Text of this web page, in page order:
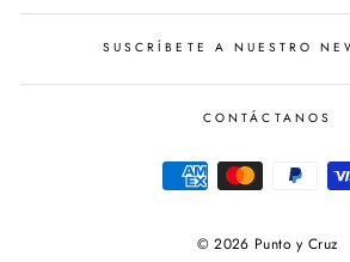
SUSCRÍBETE A NUESTRO
CONTÁCTANOS
© 2026 Punto y Cruz